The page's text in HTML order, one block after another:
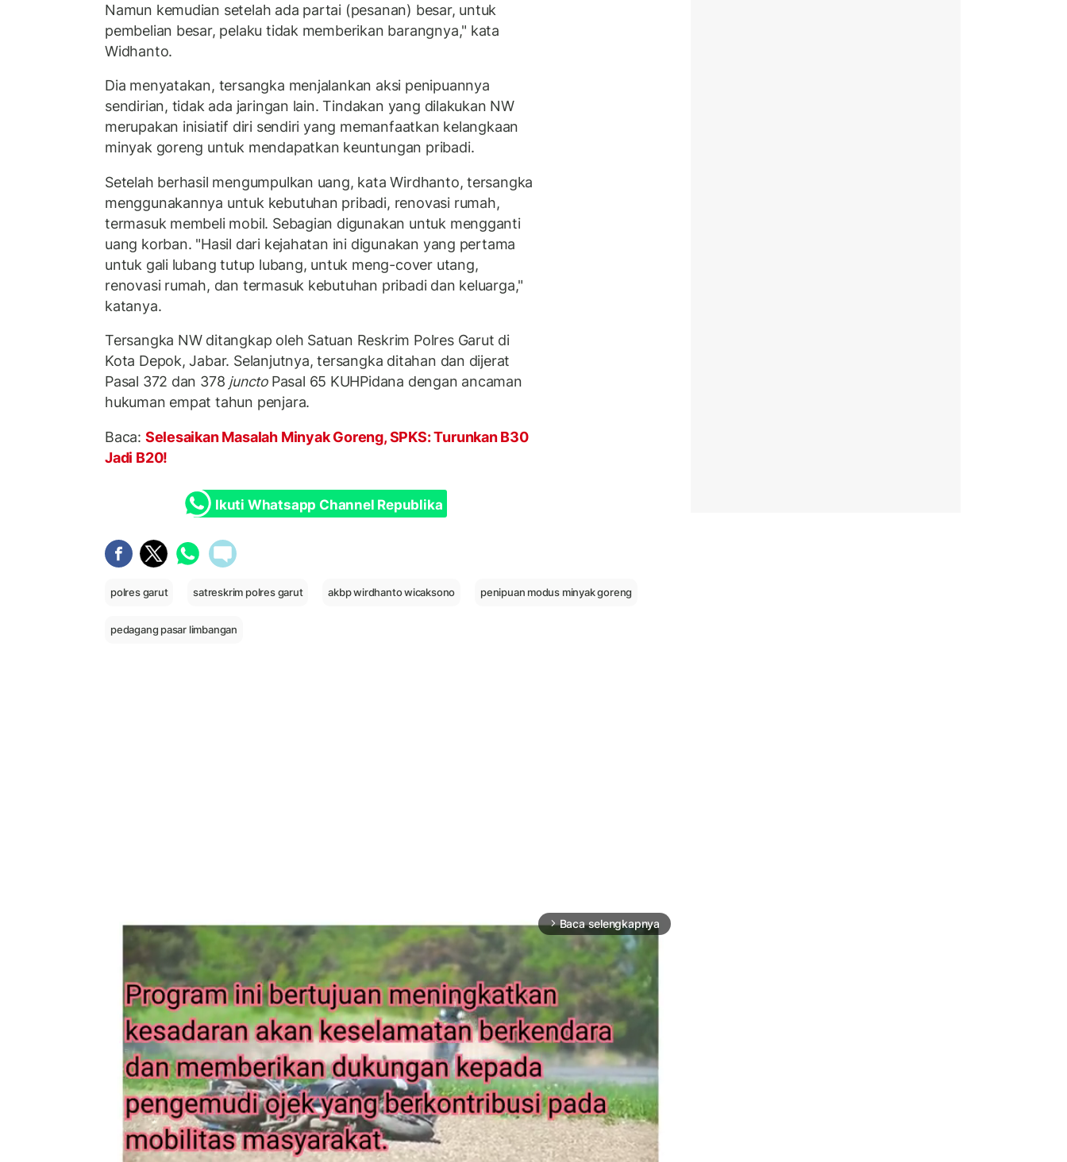
Namun kemudian setelah ada partai (pesanan) besar, untuk
pembelian besar, pelaku tidak memberikan barangnya," kata
Widhanto.
Dia menyatakan, tersangka menjalankan aksi penipuannya
sendirian, tidak ada jaringan lain. Tindakan yang dilakukan NW
merupakan inisiatif diri sendiri yang memanfaatkan kelangkaan
minyak goreng untuk mendapatkan keuntungan pribadi.
Setelah berhasil mengumpulkan uang, kata Wirdhanto, tersangka
menggunakannya untuk kebutuhan pribadi, renovasi rumah,
termasuk membeli mobil. Sebagian digunakan untuk mengganti
uang korban. "Hasil dari kejahatan ini digunakan yang pertama
untuk gali lubang tutup lubang, untuk meng-cover utang,
renovasi rumah, dan termasuk kebutuhan pribadi dan keluarga,"
katanya.
Tersangka NW ditangkap oleh Satuan Reskrim Polres Garut di
Kota Depok, Jabar. Selanjutnya, tersangka ditahan dan dijerat
Pasal 372 dan 378 junctoPasal 65 KUHPidana dengan ancaman
hukuman empat tahun penjara.
Baca: Selesaikan Masalah Minyak Goreng, SPKS: Turunkan B30
Jadi B20!
Ikuti Whatsapp Channel Republika
polres garut satreskrim polres garut akbp wirdhanto wicaksono penipuan modus minyak goreng
pedagang pasar limbangan
arrow_forward_ios Baca selengkapnya